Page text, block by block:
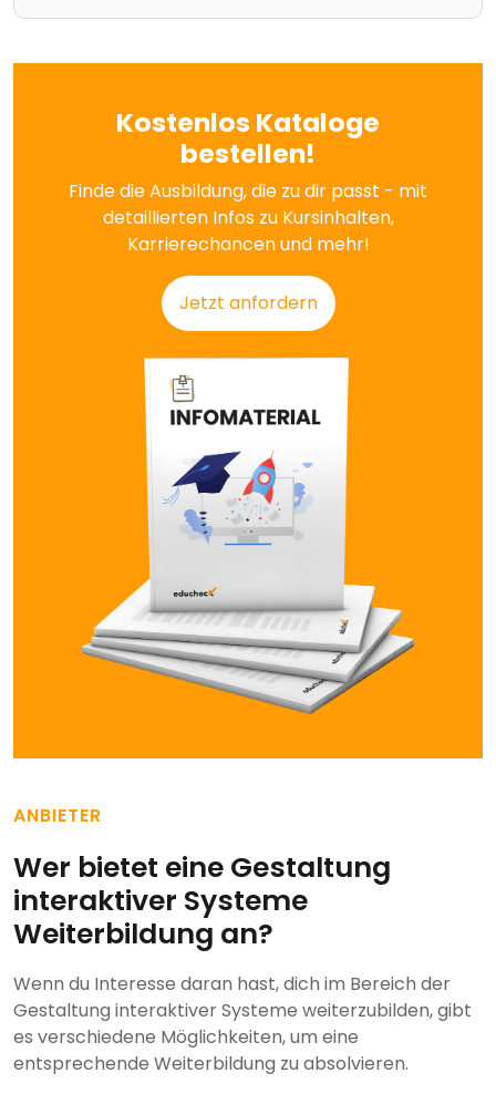
Kostenlos Kataloge
bestellen!
Finde die Ausbildung, die zu dir passt - mit
detaillierten Infos zu Kursinhalten,
Karrierechancen und mehr!
Jetzt anfordern
ANBIETER
Wer bietet eine Gestaltung
interaktiver Systeme
Weiterbildung an?
Wenn du Interesse daran hast, dich im Bereich der
Gestaltung interaktiver Systeme weiterzubilden, gibt
es verschiedene Möglichkeiten, um eine
entsprechende Weiterbildung zu absolvieren.